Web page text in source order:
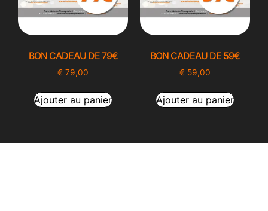
BON CADEAU DE 79€
€ 79,00
Ajouter au panier
BON CADEAU DE 59€
€ 59,00
Ajouter au panier